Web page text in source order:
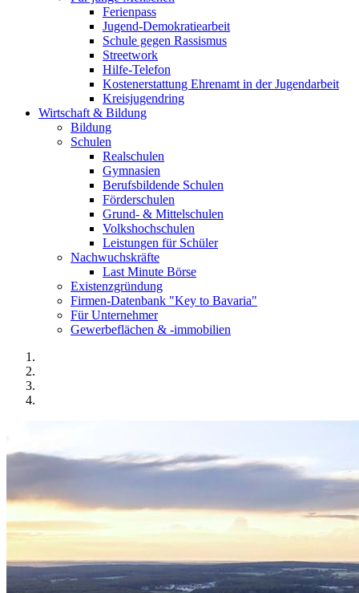
Ferienpass
Jugend-Demokratiearbeit
Schule gegen Rassismus
Streetwork
Hilfe-Telefon
Kostenerstattung Ehrenamt in der Jugendarbeit
Kreisjugendring
Wirtschaft & Bildung
Bildung
Schulen
Realschulen
Gymnasien
Berufsbildende Schulen
Förderschulen
Grund- & Mittelschulen
Volkshochschulen
Leistungen für Schüler
Nachwuchskräfte
Last Minute Börse
Existenzgründung
Firmen-Datenbank "Key to Bavaria"
Für Unternehmer
Gewerbeflächen & -immobilien